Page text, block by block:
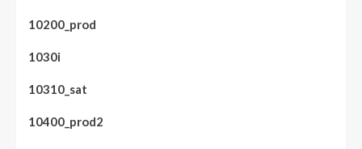
10200_prod
1030i
10310_sat
10400_prod2